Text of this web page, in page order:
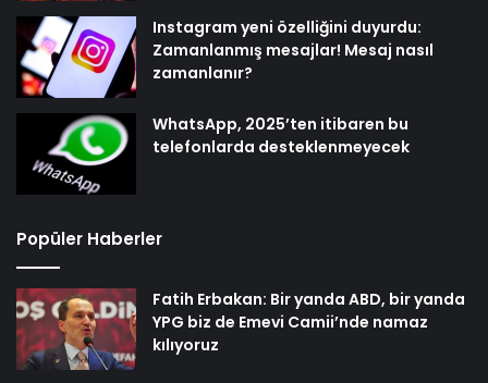
Instagram yeni özelliğini duyurdu:
Zamanlanmış mesajlar! Mesaj nasıl
zamanlanır?
WhatsApp, 2025’ten itibaren bu
telefonlarda desteklenmeyecek
Popüler Haberler
Fatih Erbakan: Bir yanda ABD, bir yanda
YPG biz de Emevi Camii’nde namaz
kılıyoruz